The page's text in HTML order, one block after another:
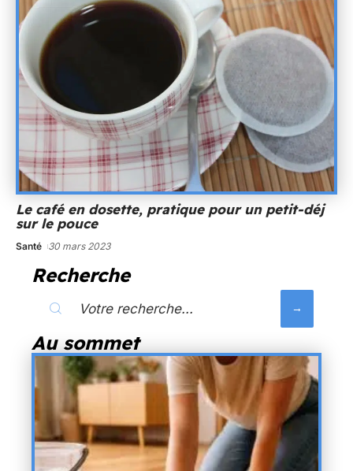
Le café en dosette, pratique pour un petit-déj
sur le pouce
Santé 30 mars 2023
Recherche
Au sommet